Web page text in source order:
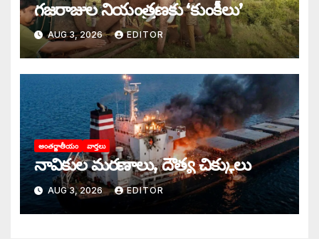
గజరాజుల నియంత్రణకు ‘కుంకీలు’
AUG 3, 2026 EDITOR
అంతర్జాతీయం వార్తలు
నావికుల మరణాలు, దౌత్య చిక్కులు
AUG 3, 2026 EDITOR